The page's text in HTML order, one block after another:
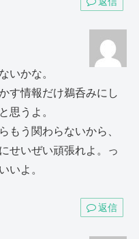
いかな。
す情報だけ鵜呑みにし
思うよ。
もう関わらないから、
せいぜい頑張れよ。っ
いよ。
返信